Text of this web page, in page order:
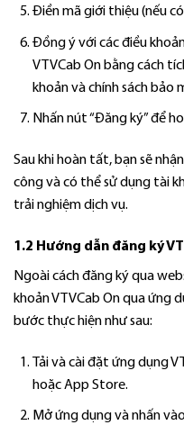
Điền mã giới thiệu (nếu
Đồng ý với các điều
VTVCab On bằng cách
khoản và chính sách bảo
Nhấn nút “Đăng ký” để
Sau khi hoàn tất, bạn sẽ
công và có thể sử dụng tài
trải nghiệm dịch vụ.
1.2 Hướng dẫn đăng ký
Ngoài cách đăng ký qua
khoản VTVCab On qua ứng
bước thực hiện như sau:
Tải và cài đặt ứng dụng
hoặc App Store.
Mở ứng dụng và nhấn